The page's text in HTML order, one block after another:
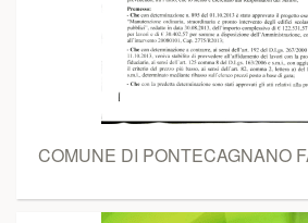
COMUNE DI PONTECAGNANO